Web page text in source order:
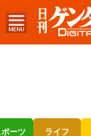
ーツ ライフ